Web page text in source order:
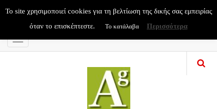
Menu
To site χρησιμοποιεί cookies για τη βελτίωση της δικής σας εμπειρίας
όταν το επισκέπτεστε.
Το κατάλαβα Περισσότερα